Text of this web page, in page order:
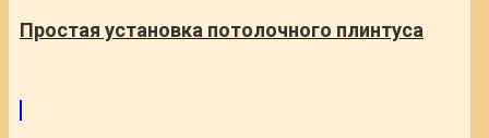
Простая установка потолочного плинтуса